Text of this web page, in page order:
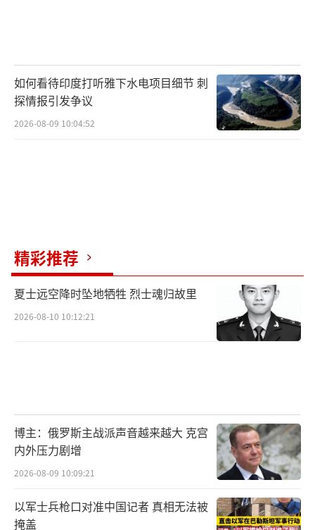
如何看待印度打听雅下水电项目细节 刺
探情报引发争议
2026-08-09 10:04:52
精彩推荐
夏士远空降时坠地牺牲 烈士魂归故里
2026-08-10 10:12:21
博主：俄罗斯主战派声音越来越大 克宫
内外压力剧增
2026-08-09 10:09:21
以军士兵枪口对准中国记者 真相无法被
掩盖